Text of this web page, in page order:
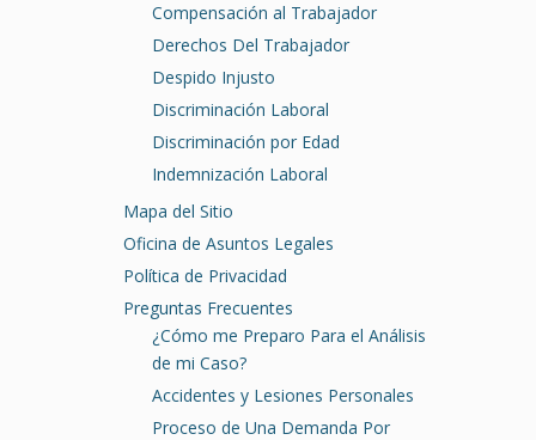
Compensación al Trabajador
Derechos Del Trabajador
Despido Injusto
Discriminación Laboral
Discriminación por Edad
Indemnización Laboral
Mapa del Sitio
Oficina de Asuntos Legales
Política de Privacidad
Preguntas Frecuentes
¿Cómo me Preparo Para el Análisis
de mi Caso?
Accidentes y Lesiones Personales
Proceso de Una Demanda Por